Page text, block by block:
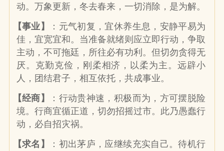
动。万象更新，冬去春来，一切消除，是为解。
【事业】
：元气初复，宜休养生息，安静平易为
佳，宜宽宜和。当准备就绪则应立即行动，争取
主动，不可拖廷，所往必有功利。但切勿贪得无
厌。克勤克俭，刚柔相济，以柔为主。远辟小
人，团结君子，相互依托，共成事业。
【经商】
：行动贵神速，积极而为，方可摆脱险
境。行商宜循正道，切勿招摇过市。此乃愚蠢行
动，必自招灾祸。
【求名】
：初出茅庐，应继续充实自己。待机行